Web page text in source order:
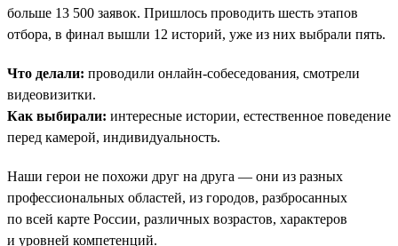
больше 13 500 заявок. Пришлось проводить шесть этапов
отбора, в финал вышли 12 историй, уже из них выбрали пять.
Что делали: проводили онлайн-собеседования, смотрели
видеовизитки.
Как выбирали: интересные истории, естественное поведение
перед камерой, индивидуальность.
Наши герои не похожи друг на друга — они из разных
профессиональных областей, из городов, разбросанных
по всей карте России, различных возрастов, характеров
и уровней компетенций.